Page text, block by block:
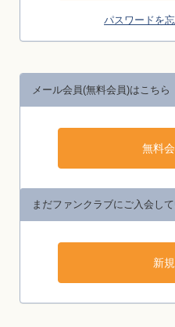
パスワードを
メール会員(無料会員)はこちら
まだファンクラブにご入会し